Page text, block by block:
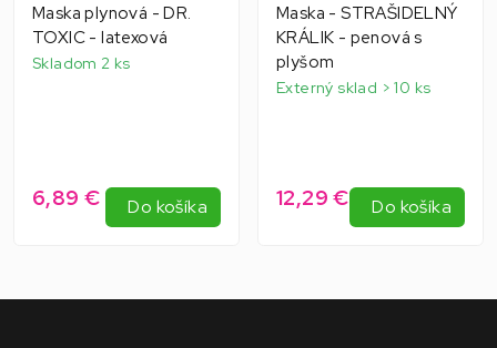
Maska plynová - DR.
TOXIC - latexová
Skladom 2 ks
6,89 € Do košíka
Maska - STRAŠIDELNÝ
KRÁLIK - penová s
plyšom
Externý sklad > 10 ks
12,29 € Do košíka